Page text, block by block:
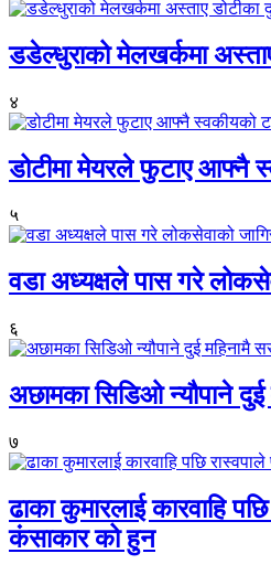
डडेल्धुराको मेलखर्कमा
४
डोटीमा मेयरले फुटाए आफ्नै
५
वडा अध्यक्षले पास गरे
६
अछामका सिडिओ न्यौपाने दुई
७
ढाका कुमारलाई कारवाहि
कंसाकार को हुन